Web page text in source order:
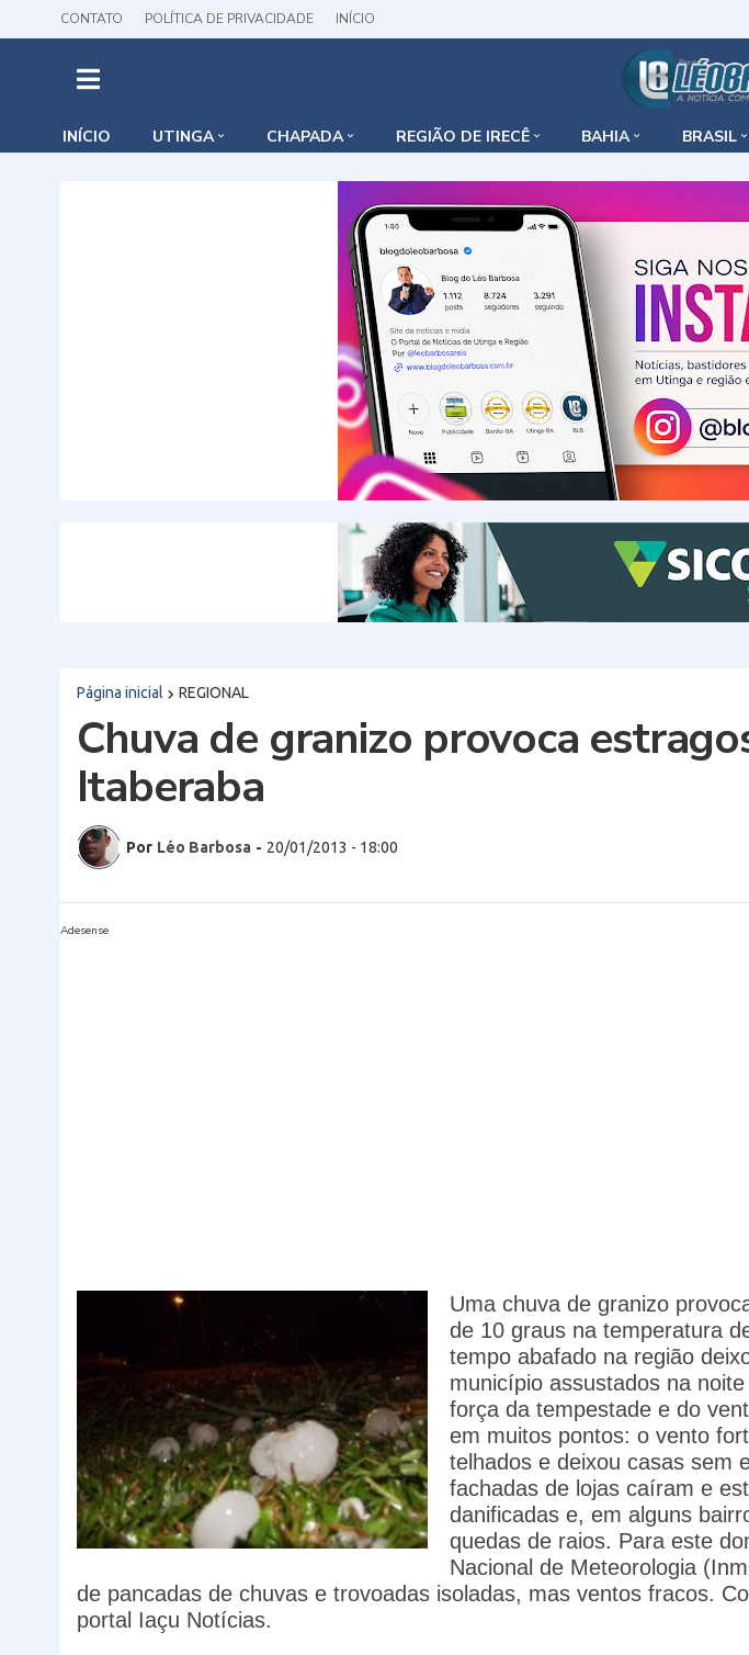
CONTATO POLÍTICA DE PRIVACIDADE INÍCIO
INÍCIO UTINGA CHAPADA REGIÃO DE IRECÊ BAHIA BRASIL
Página inicial REGIONAL
Chuva de granizo provoca
Itaberaba
Por Léo Barbosa - 20/01/2013 - 18:00
Adesense
Uma chuva de granizo
de 10 graus na temperatura
tempo abafado na região
município assustados na
força da tempestade e do
em muitos pontos: o vento
telhados e deixou casas sem
fachadas de lojas caíram e
danificadas e, em alguns
quedas de raios. Para este
Nacional de Meteorologia
de pancadas de chuvas e trovoadas isoladas, mas ventos fracos.
portal Iaçu Notícias.